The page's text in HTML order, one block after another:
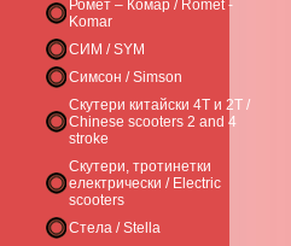
Ромет – Комар / Romet -
Komar
СИМ / SYM
Симсон / Simson
Скутери китайски 4Т и 2Т /
Chinese scooters 2 and 4
stroke
Скутери, тротинетки
електрически / Electric
scooters
Стела / Stella